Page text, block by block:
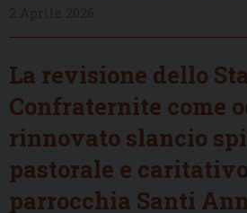
La revisione dello
Confraternite come
rinnovato slancio
pastorale e
parrocchia Santi